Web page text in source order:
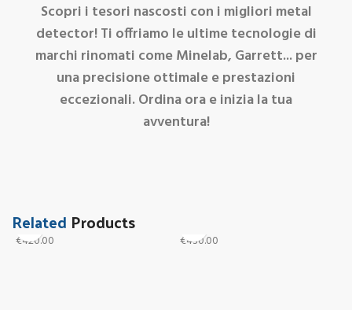
Scopri i tesori nascosti con i migliori metal
detector! Ti offriamo le ultime tecnologie di
marchi rinomati come Minelab, Garrett... per
una precisione ottimale e prestazioni
eccezionali. Ordina ora e inizia la tua
avventura!
Related Products
€420.00 €430.00